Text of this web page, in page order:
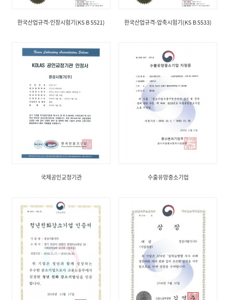
한국산업규격-인장시험기(KS B 5521) 한국산업규격-압축시험기(KS B 5533)
국제공인교정기관 수출유망중소기업